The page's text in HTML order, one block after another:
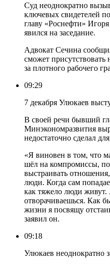
Суд неоднократно
ключевых свидетелей
главу «Роснефти»
явился на заседание.
Адвокат Сечина
сможет присутствовать
за плотного рабочего
09:29
7 декабря Улюкаев
В своей речи бывший
Минэкономразвития
недостаточно сделал
«Я виновен в том, что
шёл на компромиссы,
выстраивать
люди. Когда сам
как тяжело люди живут.
отворачиваешься. Как
жизни я посвящу
заявил он.
09:18
Улюкаев неоднократно